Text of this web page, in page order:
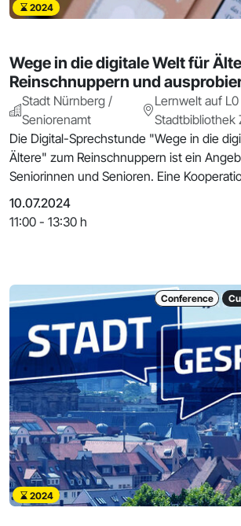
2024
Wege in die digitale Welt für
Reinschnuppern und
Stadt Nürnberg /
Seniorenamt
Lernwelt auf
Stadtbibliothek
Die Digital-Sprechstunde "Wege in die
Ältere" zum Reinschnuppern ist ein
Seniorinnen und Senioren. Eine
10.07.2024
11:00 - 13:30 h
Conference
2024